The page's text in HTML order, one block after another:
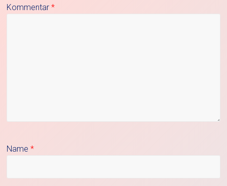
Kommentar*
Name*